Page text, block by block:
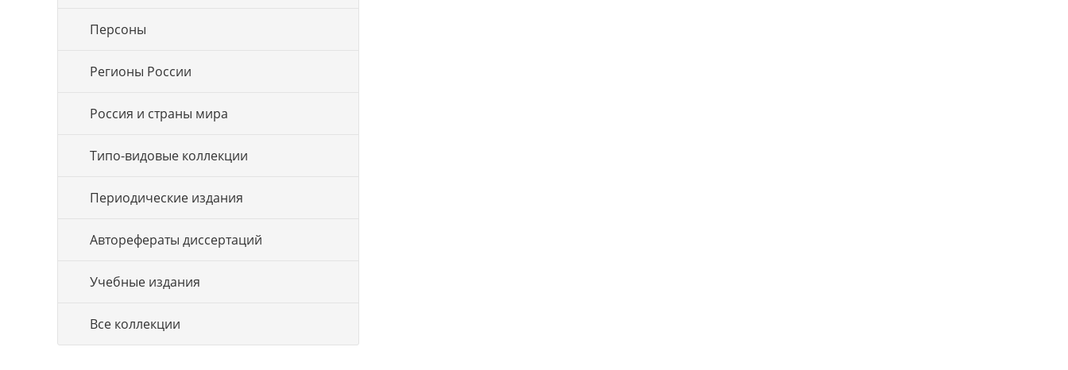
Персоны
Регионы России
Россия и страны мира
Типо-видовые коллекции
Периодические издания
Авторефераты диссертаций
Учебные издания
Все коллекции